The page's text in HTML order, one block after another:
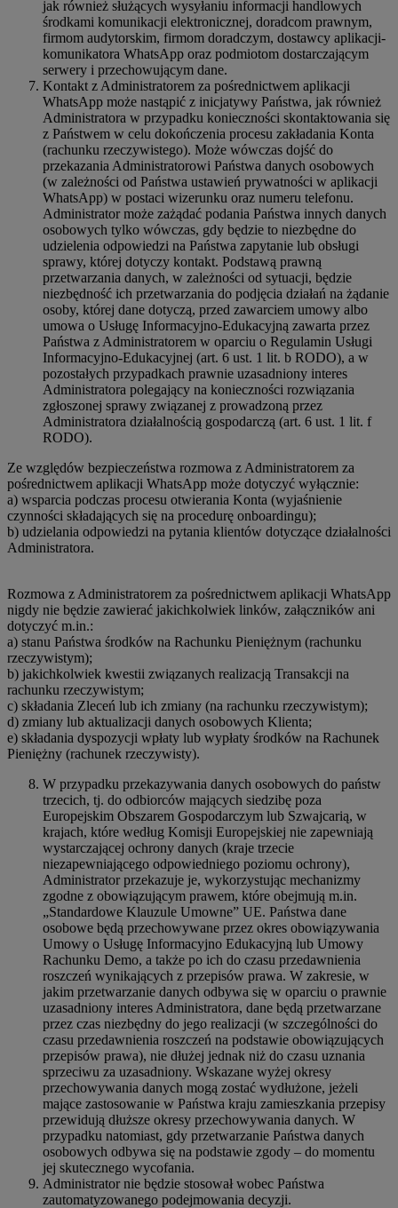
jak również służących wysyłaniu informacji handlowych
środkami komunikacji elektronicznej, doradcom prawnym,
firmom audytorskim, firmom doradczym, dostawcy aplikacji-
komunikatora WhatsApp oraz podmiotom dostarczającym
serwery i przechowującym dane.
Kontakt z Administratorem za pośrednictwem aplikacji
WhatsApp może nastąpić z inicjatywy Państwa, jak również
Administratora w przypadku konieczności skontaktowania się
z Państwem w celu dokończenia procesu zakładania Konta
(rachunku rzeczywistego). Może wówczas dojść do
przekazania Administratorowi Państwa danych osobowych
(w zależności od Państwa ustawień prywatności w aplikacji
WhatsApp) w postaci wizerunku oraz numeru telefonu.
Administrator może zażądać podania Państwa innych danych
osobowych tylko wówczas, gdy będzie to niezbędne do
udzielenia odpowiedzi na Państwa zapytanie lub obsługi
sprawy, której dotyczy kontakt. Podstawą prawną
przetwarzania danych, w zależności od sytuacji, będzie
niezbędność ich przetwarzania do podjęcia działań na żądanie
osoby, której dane dotyczą, przed zawarciem umowy albo
umowa o Usługę Informacyjno-Edukacyjną zawarta przez
Państwa z Administratorem w oparciu o Regulamin Usługi
Informacyjno-Edukacyjnej (art. 6 ust. 1 lit. b RODO), a w
pozostałych przypadkach prawnie uzasadniony interes
Administratora polegający na konieczności rozwiązania
zgłoszonej sprawy związanej z prowadzoną przez
Administratora działalnością gospodarczą (art. 6 ust. 1 lit. f
RODO).
Ze względów bezpieczeństwa rozmowa z Administratorem za
pośrednictwem aplikacji WhatsApp może dotyczyć wyłącznie:
a) wsparcia podczas procesu otwierania Konta (wyjaśnienie
czynności składających się na procedurę onboardingu);
b) udzielania odpowiedzi na pytania klientów dotyczące działalności
Administratora.
Rozmowa z Administratorem za pośrednictwem aplikacji WhatsApp
nigdy nie będzie zawierać jakichkolwiek linków, załączników ani
dotyczyć m.in.:
a) stanu Państwa środków na Rachunku Pieniężnym (rachunku
rzeczywistym);
b) jakichkolwiek kwestii związanych realizacją Transakcji na
rachunku rzeczywistym;
c) składania Zleceń lub ich zmiany (na rachunku rzeczywistym);
d) zmiany lub aktualizacji danych osobowych Klienta;
e) składania dyspozycji wpłaty lub wypłaty środków na Rachunek
Pieniężny (rachunek rzeczywisty).
W przypadku przekazywania danych osobowych do państw
trzecich, tj. do odbiorców mających siedzibę poza
Europejskim Obszarem Gospodarczym lub Szwajcarią, w
krajach, które według Komisji Europejskiej nie zapewniają
wystarczającej ochrony danych (kraje trzecie
niezapewniającego odpowiedniego poziomu ochrony),
Administrator przekazuje je, wykorzystując mechanizmy
zgodne z obowiązującym prawem, które obejmują m.in.
„Standardowe Klauzule Umowne” UE. Państwa dane
osobowe będą przechowywane przez okres obowiązywania
Umowy o Usługę Informacyjno Edukacyjną lub Umowy
Rachunku Demo, a także po ich do czasu przedawnienia
roszczeń wynikających z przepisów prawa. W zakresie, w
jakim przetwarzanie danych odbywa się w oparciu o prawnie
uzasadniony interes Administratora, dane będą przetwarzane
przez czas niezbędny do jego realizacji (w szczególności do
czasu przedawnienia roszczeń na podstawie obowiązujących
przepisów prawa), nie dłużej jednak niż do czasu uznania
sprzeciwu za uzasadniony. Wskazane wyżej okresy
przechowywania danych mogą zostać wydłużone, jeżeli
mające zastosowanie w Państwa kraju zamieszkania przepisy
przewidują dłuższe okresy przechowywania danych. W
przypadku natomiast, gdy przetwarzanie Państwa danych
osobowych odbywa się na podstawie zgody – do momentu
jej skutecznego wycofania.
Administrator nie będzie stosował wobec Państwa
zautomatyzowanego podejmowania decyzji.